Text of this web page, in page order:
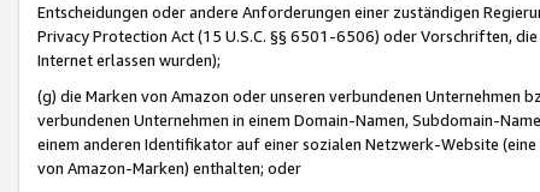
Entscheidungen oder andere Anforderungen einer zuständigen
Privacy Protection Act (15 U.S.C. §§ 6501-6506) oder Vorschriften,
Internet erlassen wurden);
(g) die Marken von Amazon oder unseren verbundenen Unternehmen
verbundenen Unternehmen in einem Domain-Namen, Subdomain-
einem anderen Identifikator auf einer sozialen Netzwerk-Website
von Amazon-Marken) enthalten; oder